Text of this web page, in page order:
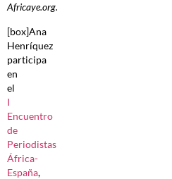
Africaye.org.
[box]Ana
Henríquez
participa
en
el
I
Encuentro
de
Periodistas
África-
España,